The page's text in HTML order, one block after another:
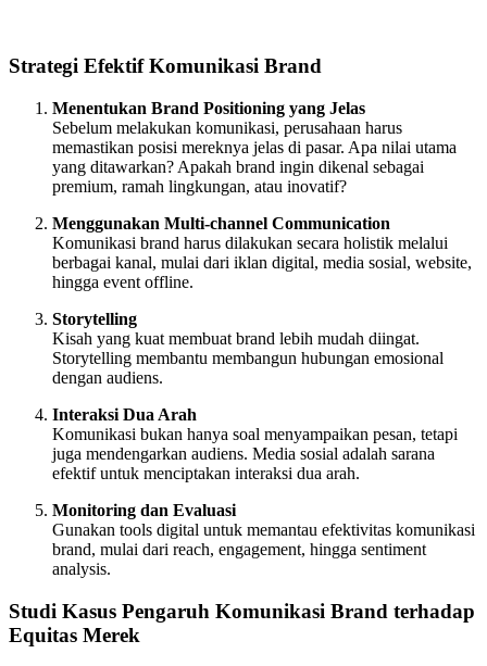
Strategi Efektif Komunikasi Brand
Menentukan Brand Positioning yang Jelas
Sebelum melakukan komunikasi, perusahaan harus
memastikan posisi mereknya jelas di pasar. Apa nilai utama
yang ditawarkan? Apakah brand ingin dikenal sebagai
premium, ramah lingkungan, atau inovatif?
Menggunakan Multi-channel Communication
Komunikasi brand harus dilakukan secara holistik melalui
berbagai kanal, mulai dari iklan digital, media sosial, website,
hingga event offline.
Storytelling
Kisah yang kuat membuat brand lebih mudah diingat.
Storytelling membantu membangun hubungan emosional
dengan audiens.
Interaksi Dua Arah
Komunikasi bukan hanya soal menyampaikan pesan, tetapi
juga mendengarkan audiens. Media sosial adalah sarana
efektif untuk menciptakan interaksi dua arah.
Monitoring dan Evaluasi
Gunakan tools digital untuk memantau efektivitas komunikasi
brand, mulai dari reach, engagement, hingga sentiment
analysis.
Studi Kasus Pengaruh Komunikasi Brand terhadap
Equitas Merek